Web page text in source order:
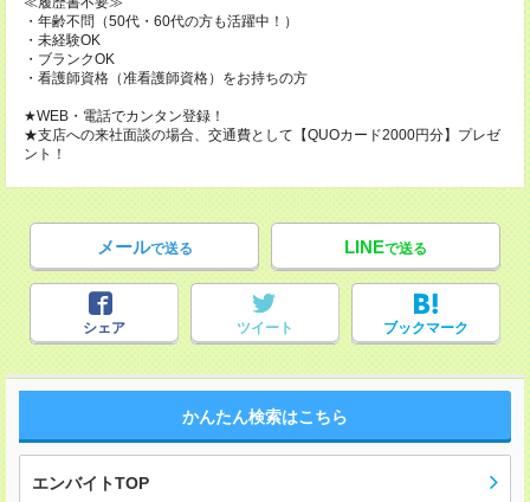
・年齢不問（50代・60代の方も活躍中！）
・未経験OK
・ブランクOK
・看護師資格（准看護師資格）をお持ちの方
★WEB・電話でカンタン登録！
★支店への来社面談の場合、交通費として【QUOカード2000円分】プレゼ
ント！
メールで送る LINEで送る
シェア ツイート ブックマーク
かんたん検索はこちら
エンバイトTOP